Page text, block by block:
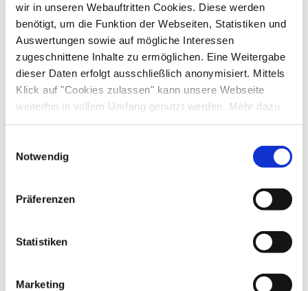
wir in unseren Webauftritten Cookies. Diese werden
benötigt, um die Funktion der Webseiten, Statistiken und
Auswertungen sowie auf mögliche Interessen
zugeschnittene Inhalte zu ermöglichen. Eine Weitergabe
dieser Daten erfolgt ausschließlich anonymisiert. Mittels
Klick auf "Cookies zulassen" kann unsere Webseite
weiterhin in vollem Umfang genutzt werden. Mehr dazu
steht in unserer Datenschutzerklärung.
gelistet.
Notwendig
Präferenzen
Statistiken
Marketing